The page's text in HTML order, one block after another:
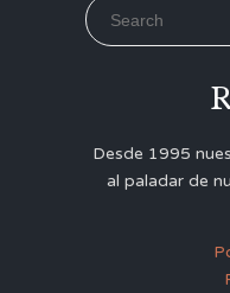
Search for:
Desde 1995
al paladar de